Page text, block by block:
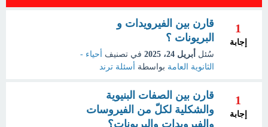
1
إجابة
قارن بين الفيرويدات و
البريونات ؟
سُئل أبريل 24، 2025 في تصنيف أحياء -
الثانوية العامة بواسطة أسئلة ترند
1
إجابة
قارن بين الصفات البنيوية
والشكلية لكلّ من الفيروسات
والفيرويدات والبريونات؟